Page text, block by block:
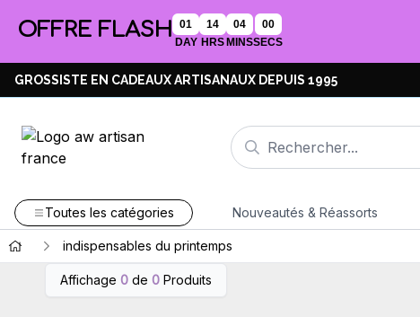
OFFRE FLASH
01
DAY
14
HRS
04
MINS
00
SECS
GROSSISTE EN CADEAUX ARTISANAUX DEPUIS 1995
Toutes les catégories Nouveautés & Réassorts
indispensables du printemps
Affichage 0 de 0 Produits